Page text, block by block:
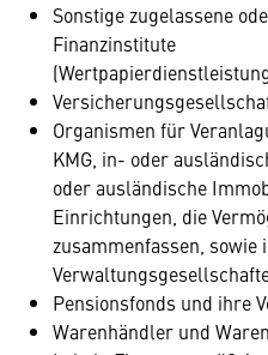
Sonstige zugelassene
Finanzinstitute
Organismen für
KMG, in- oder
oder ausländische
Einrichtungen, die
zusammenfassen, sowie
Pensionsfonds und ihre
Warenhändler und